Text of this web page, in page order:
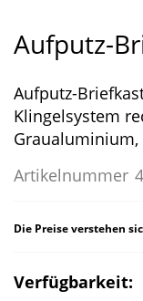
Anfang
der
springen
Aufputz-
Aufputz-
Klingelsystem
Graualuminium,
Artikelnummer
Die Preise verstehen
Verfügbarkeit: